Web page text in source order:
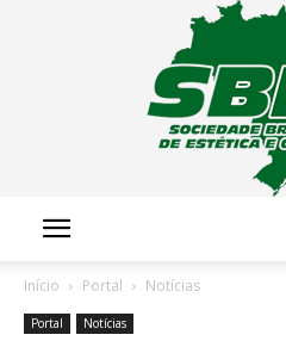
Início Portal Notícias
Portal Notícias